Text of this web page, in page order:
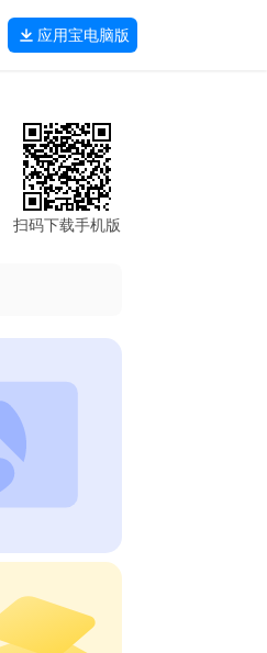
应用宝电脑版
扫码下载手机版